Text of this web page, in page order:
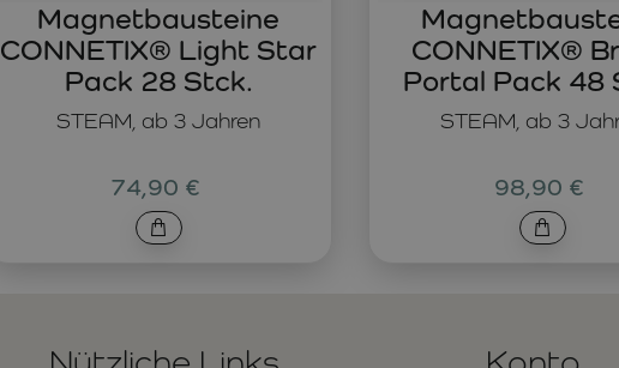
STEAM, ab 3 Jahren
Magnetbausteine
CONNETIX® Light Star
Pack 28 Stck.
74,90 €
STEAM, ab 3
CONNETIX®
Portal Pack 48
98,90 €